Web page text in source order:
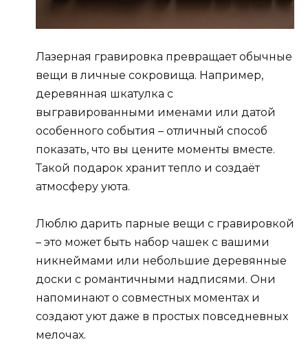
Лазерная гравировка превращает обычные
вещи в личные сокровища. Например,
деревянная шкатулка с
выгравированными именами или датой
особенного события – отличный способ
показать, что вы цените моменты вместе.
Такой подарок хранит тепло и создаёт
атмосферу уюта.
Люблю дарить парные вещи с гравировкой
– это может быть набор чашек с вашими
никнеймами или небольшие деревянные
доски с романтичными надписями. Они
напоминают о совместных моментах и
создают уют даже в простых повседневных
мелочах.